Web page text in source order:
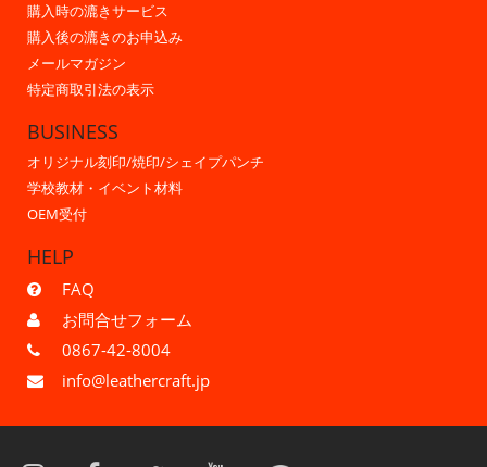
購入時の漉きサービス
購入後の漉きのお申込み
メールマガジン
特定商取引法の表示
BUSINESS
オリジナル刻印/焼印/シェイプパンチ
学校教材・イベント材料
OEM受付
HELP
FAQ
お問合せフォーム
0867-42-8004
info@leathercraft.jp